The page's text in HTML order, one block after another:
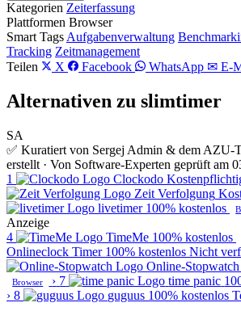
Kategorien Zeiterfassung
Plattformen Browser
Smart Tags Aufgabenverwaltung
Tracking Zeitmanagement
Teilen
X Facebook WhatsApp ✉ E-
Alternativen zu slimtimer
SA
✅ Kuratiert von Sergej Admin & dem AZU-
erstellt · Von Software-Experten geprüft am
1
Clockodo
Zeit Verfolgung
livetimer 100% kostenlos
Anzeige
4
TimeMe 100% kostenlos
Onlineclock Timer 100% kostenlos Nicht
Online-Stopwatch
Browser › 7 time panic
› 8 guguus 100% kostenlos